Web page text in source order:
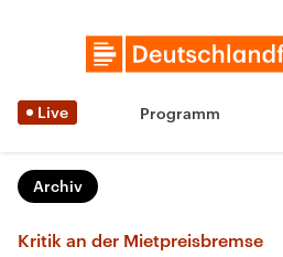
Live Programm
Archiv
Kritik an der Mietpreisbremse